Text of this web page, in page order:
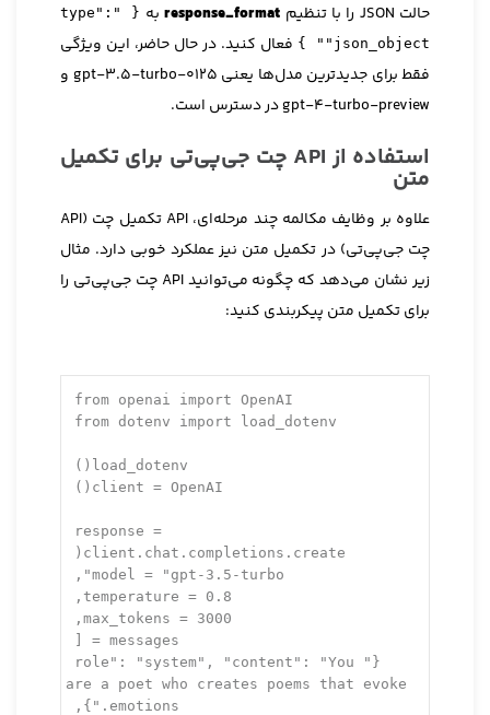
حالت JSON را با تنظیم
response_formatبه
{ "type":
"json_object" }
فعال کنید. در حال حاضر، این ویژگی
فقط برای جدیدترین مدل‌ها یعنی gpt-3.5-turbo-0125 و
gpt-4-turbo-preview در دسترس است.
استفاده از API چت جی‌پی‌تی برای تکمیل
متن
علاوه بر وظایف مکالمه چند مرحله‌ای، API تکمیل چت (API
چت جی‌پی‌تی) در تکمیل متن نیز عملکرد خوبی دارد. مثال
زیر نشان می‌دهد که چگونه می‌توانید API چت جی‌پی‌تی را
برای تکمیل متن پیکربندی کنید:
from openai import OpenAI
from dotenv import load_dotenv
load_dotenv()
client = OpenAI()
response =
client.chat.completions.create(
"gpt-3.5-turbo"
,
0.8
,
3000
,
{
"role"
: "system" , "content" :
"You
are a poet who creates poems that evoke
emotions."
},